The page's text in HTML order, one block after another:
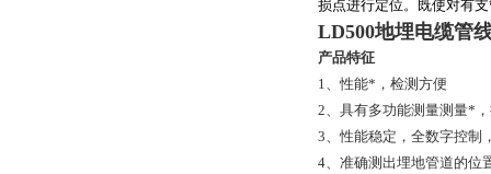
损点进行定位。既使对有
LD500地埋电缆管
产品特征
1、性能*，检测方便
2、具有多功能测量测量*
3、性能稳定，全数字控制
4、准确测出埋地管道的位